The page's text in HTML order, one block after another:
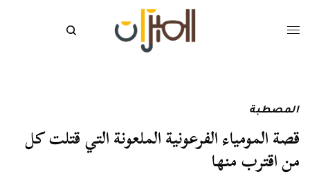
المصطبة
قصة المومياء الفرعونية الملعونة التي قتلت كل
من اقترب منها